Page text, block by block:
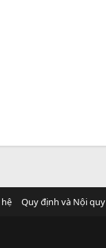
Quy định và Nội quy